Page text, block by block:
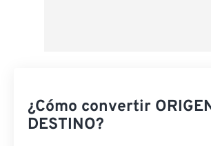
¿Cómo convertir
DESTINO?